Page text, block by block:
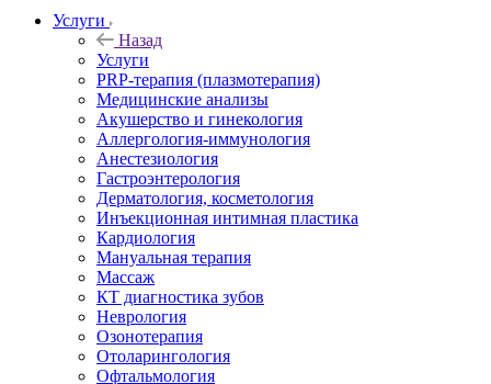
Услуги
Назад
Услуги
PRP-терапия (плазмотерапия)
Медицинские анализы
Акушерство и гинекология
Аллергология-иммунология
Анестезиология
Гастроэнтерология
Дерматология, косметология
Инъекционная интимная пластика
Кардиология
Мануальная терапия
Массаж
КТ диагностика зубов
Неврология
Озонотерапия
Отоларингология
Офтальмология